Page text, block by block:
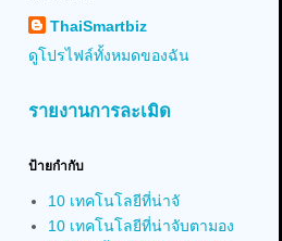
ThaiSmartbiz
ดูโปรไฟล์ทั้งหมดของฉัน
รายงานการละเมิด
ป้ายกำกับ
10 เทคโนโลยีที่น่าจั
10 เทคโนโลยีที่น่าจับตามอง